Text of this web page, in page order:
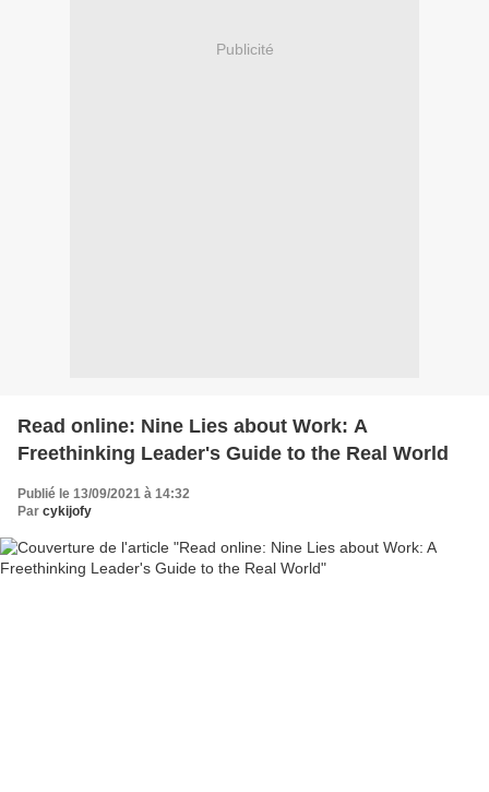
Publicité
Read online: Nine Lies about Work: A
Freethinking Leader's Guide to the Real World
Publié le 13/09/2021 à 14:32
Par cykijofy